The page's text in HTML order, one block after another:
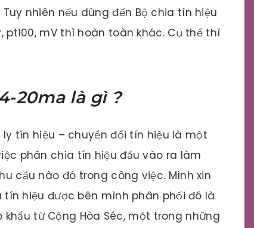
nhiên nếu dùng đến Bộ chia tín hiệu
pt100, mV thì hoàn toàn khác. Cụ thể thì
20ma là gì ?
tín hiệu – chuyển đổi tín hiệu là một
phân chia tín hiệu đầu vào ra làm
cầu nào đó trong công việc. Mình xin
hiệu được bên mình phân phối đó là
khẩu từ Cộng Hòa Séc, một trong những